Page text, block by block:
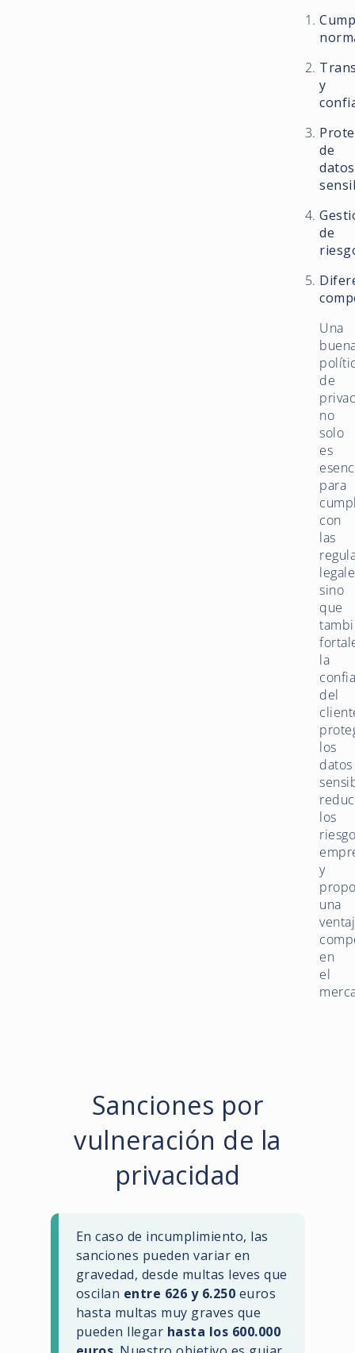
y
de
datos
de
Una
de
no
solo
es
para
con
las
sino
que
la
del
los
datos
los
y
una
en
el
Sanciones por
vulneración de la
privacidad
En caso de incumplimiento, las
sanciones pueden variar en
gravedad, desde multas leves que
oscilan entre 626 y 6.250 euros
hasta multas muy graves que
pueden llegar hasta los 600.000